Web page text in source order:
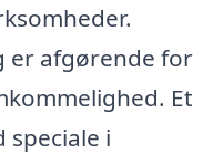
er afgørende for
Et
i